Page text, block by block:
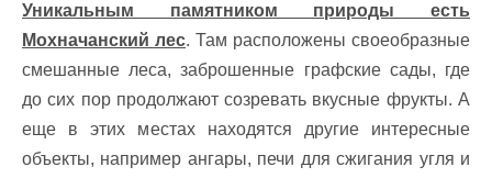
Уникальным памятником природы есть
Мохначанский лес. Там расположены своеобразные
смешанные леса, заброшенные графские сады, где
до сих пор продолжают созревать вкусные фрукты. А
еще в этих местах находятся другие интересные
объекты, например ангары, печи для сжигания угля и